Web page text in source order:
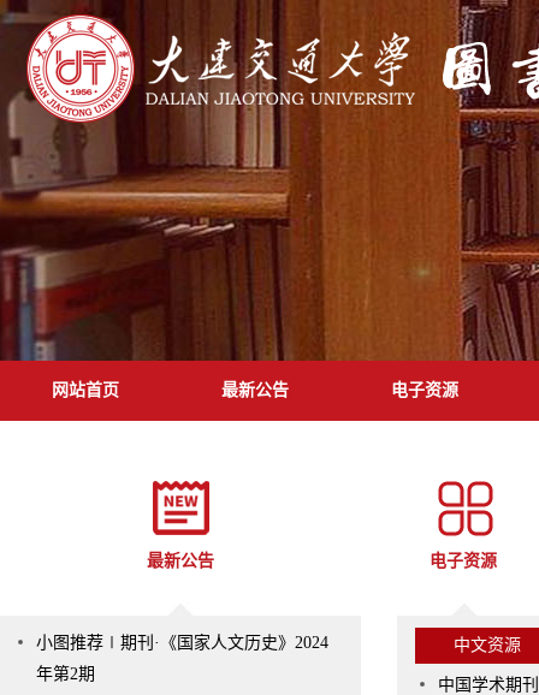
网站首页 最新公告 电子资源
最新公告
小图推荐∣期刊·《国家人文历史》2024
年第2期
电子资源
中文资源
中国学术期